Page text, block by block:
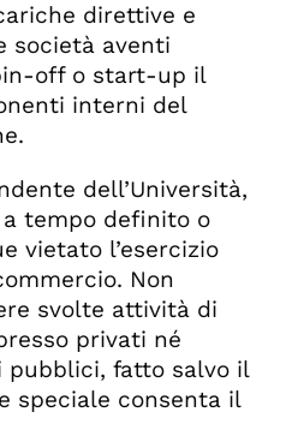
direttive e
società aventi
off o start-up il
interni del
dell’Università,
tempo definito o
vietato l’esercizio
Non
svolte attività di
privati né
pubblici, fatto salvo il
speciale consenta il